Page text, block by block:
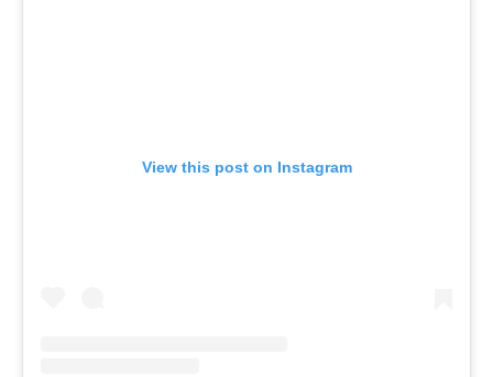
View this post on Instagram